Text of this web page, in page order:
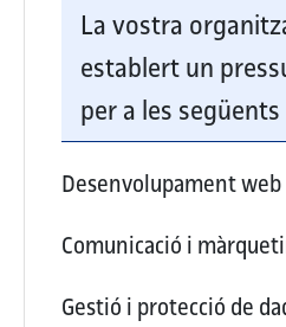
La vostra
establert un
per a les
Desenvolupament web
Comunicació i
Gestió i protecció de